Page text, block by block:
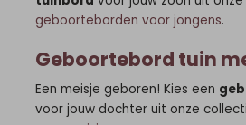
geboorteborden voor jongens.
Geboortebord tuin
Een meisje geboren! Kies een
voor jouw dochter uit onze